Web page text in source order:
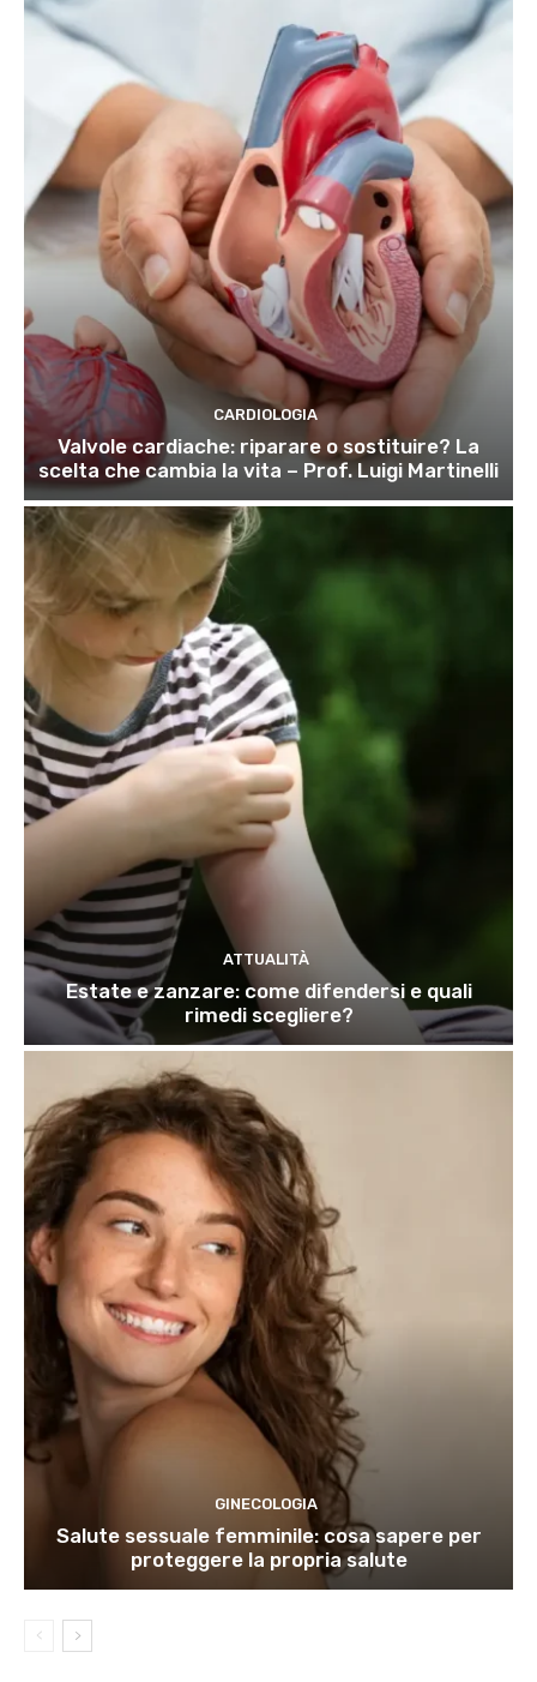
CARDIOLOGIA
Valvole cardiache: riparare o sostituire? La
scelta che cambia la vita – Prof. Luigi Martinelli
ATTUALITÀ
Estate e zanzare: come difendersi e quali
rimedi scegliere?
GINECOLOGIA
Salute sessuale femminile: cosa sapere per
proteggere la propria salute